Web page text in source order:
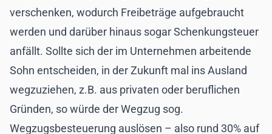
verschenken, wodurch Freibeträge aufgebraucht
werden und darüber hinaus sogar Schenkungsteuer
anfällt. Sollte sich der im Unternehmen arbeitende
Sohn entscheiden, in der Zukunft mal ins Ausland
wegzuziehen, z.B. aus privaten oder beruflichen
Gründen, so würde der Wegzug sog.
Wegzugsbesteuerung auslösen – also rund 30% auf